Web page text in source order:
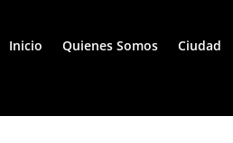
Inicio Quienes Somos Ciudad